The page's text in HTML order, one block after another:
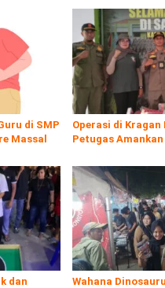
di SMP
Massal
Operasi di Kragan
Petugas Amankan
dan
Wahana